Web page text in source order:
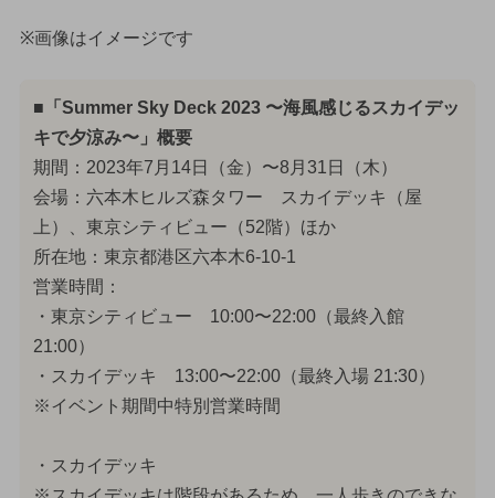
※画像はイメージです
■「Summer Sky Deck 2023 〜海風感じるスカイデッ
キで夕涼み〜」概要
期間：2023年7月14日（金）〜8月31日（木）
会場：六本木ヒルズ森タワー スカイデッキ（屋
上）、東京シティビュー（52階）ほか
所在地：東京都港区六本木6-10-1
営業時間：
・東京シティビュー 10:00〜22:00（最終入館
21:00）
・スカイデッキ 13:00〜22:00（最終入場 21:30）
※イベント期間中特別営業時間
・スカイデッキ